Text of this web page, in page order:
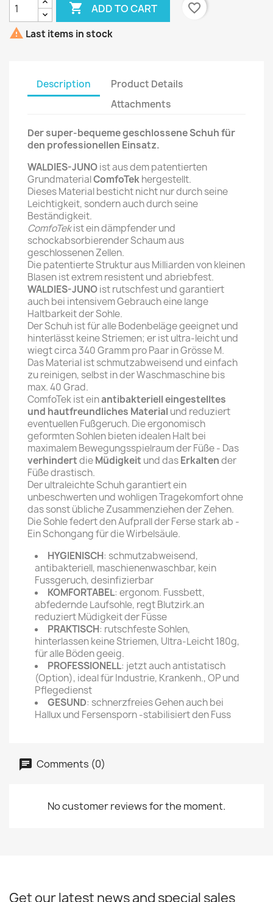
 ADD TO CART
favorite_border
 Last items in stock
Description
Product Details
Attachments
Der super-bequeme geschlossene Schuh für
den professionellen Einsatz.
WALDIES-JUNOist aus dem patentierten
GrundmaterialComfoTekhergestellt.
Dieses Material besticht nicht nur durch seine
Leichtigkeit, sondern auch durch seine
Beständigkeit.
ComfoTekist ein dämpfender und
schockabsorbierender Schaum aus
geschlossenen Zellen.
Die patentierte Struktur aus Milliarden von kleinen
Blasen ist extrem resistent und abriebfest.
WALDIES-JUNOist rutschfest und garantiert
auch bei intensivem Gebrauch eine lange
Haltbarkeit der Sohle.
Der Schuh ist für alle Bodenbeläge geeignet und
hinterlässt keine Striemen; er ist ultra-leicht und
wiegt circa 340 Gramm pro Paar in Grösse M.
Das Material ist schmutzabweisend und einfach
zu reinigen, selbst in der Waschmaschine bis
max. 40 Grad.
ComfoTek ist einantibakteriell eingestelltes
und hautfreundliches Material und reduziert
eventuellen Fußgeruch. Die ergonomisch
geformten Sohlen bieten idealen Halt bei
maximalem Bewegungsspielraum der Füße - Das
verhindertdieMüdigkeit und dasErkaltender
Füße drastisch.
Der ultraleichte Schuh garantiert ein
unbeschwerten und wohligen Tragekomfort ohne
das sonst übliche Zusammenziehen der Zehen.
Die Sohle federt den Aufprall der Ferse stark ab -
Ein Schongang für die Wirbelsäule.
HYGIENISCH: schmutzabweisend,
antibakteriell, maschienenwaschbar, kein
Fussgeruch, desinfizierbar
KOMFORTABEL: ergonom. Fussbett,
abfedernde Laufsohle, regt Blutzirk.an
reduziert Müdigkeit der Füsse
PRAKTISCH: rutschfeste Sohlen,
hinterlassen keine Striemen, Ultra-Leicht 180g,
für alle Böden geeig.
PROFESSIONELL: jetzt auch antistatisch
(Option), ideal für Industrie, Krankenh., OP und
Pflegedienst
GESUND: schnerzfreies Gehen auch bei
Hallux und Fersensporn -stabilisiert den Fuss
Comments (0)
No customer reviews for the moment.
Get our latest news and special sales